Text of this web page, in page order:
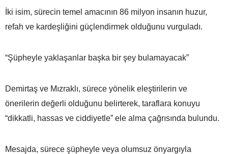
İki isim, sürecin temel amacının 86 milyon insanın huzur,
refah ve kardeşliğini güçlendirmek olduğunu vurguladı.
“Şüpheyle yaklaşanlar başka bir şey bulamayacak”
Demirtaş ve Mızraklı, sürece yönelik eleştirilerin ve
önerilerin değerli olduğunu belirterek, taraflara konuyu
“dikkatli, hassas ve ciddiyetle” ele alma çağrısında bulundu.
Mesajda, sürece şüpheyle veya olumsuz önyargıyla